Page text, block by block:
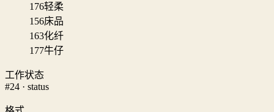
176轻柔
156床品
163化纤
177牛仔
工作状态
#24 · status